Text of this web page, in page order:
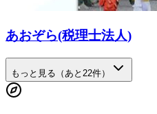
あおぞら(税理士法人)
もっと見る（あと 22件）